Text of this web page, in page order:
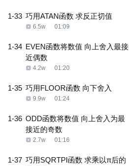
1-33 巧用ATAN函数 求反正切值
6.5w 01:09
1-34 EVEN函数将数值 向上舍入最接
近偶数
4.2w 01:20
1-35 巧用FLOOR函数 向下舍入
9.9w 01:24
1-36 ODD函数将数值 向上舍入为最
接近的奇数
2.7w 01:16
1-37 巧用SQRTPI函数 求乘以π后的